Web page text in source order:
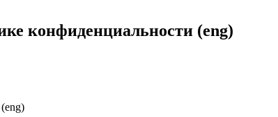
конфиденциальности (eng)